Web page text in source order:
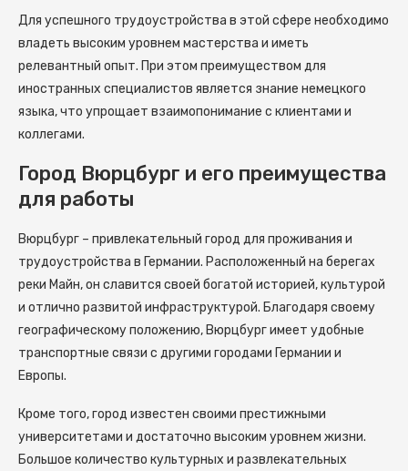
Для успешного трудоустройства в этой сфере необходимо
владеть высоким уровнем мастерства и иметь
релевантный опыт. При этом преимуществом для
иностранных специалистов является знание немецкого
языка, что упрощает взаимопонимание с клиентами и
коллегами.
Город Вюрцбург и его преимущества
для работы
Вюрцбург – привлекательный город для проживания и
трудоустройства в Германии. Расположенный на берегах
реки Майн, он славится своей богатой историей, культурой
и отлично развитой инфраструктурой. Благодаря своему
географическому положению, Вюрцбург имеет удобные
транспортные связи с другими городами Германии и
Европы.
Кроме того, город известен своими престижными
университетами и достаточно высоким уровнем жизни.
Большое количество культурных и развлекательных